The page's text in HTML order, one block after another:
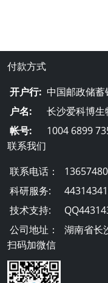
付款方式
开户行: 中国邮政储
户名:
长沙爱科博生
帐号:
1004 6899
联系我们
联系电话：
科研服务:
技术支持:
公司地址：
湖南省长
扫码加微信